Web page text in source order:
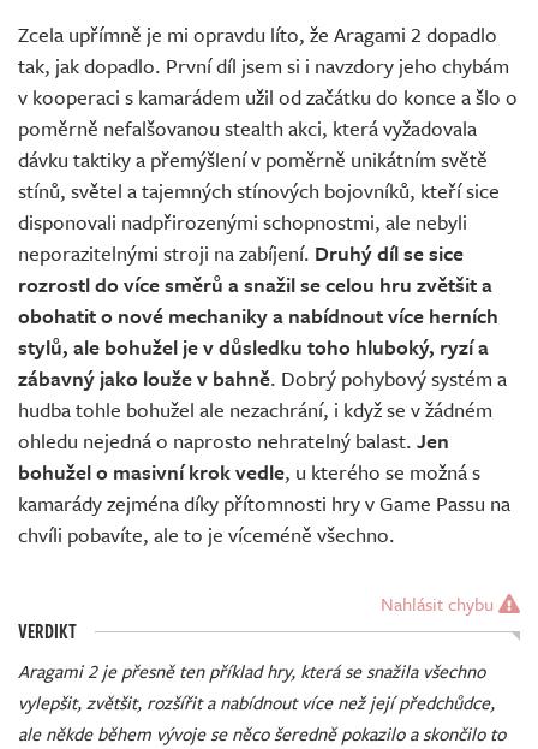
Zcela upřímně je mi opravdu líto, že Aragami 2 dopadlo
tak, jak dopadlo. První díl jsem si i navzdory jeho chybám
v kooperaci s kamarádem užil od začátku do konce a šlo o
poměrně nefalšovanou stealth akci, která vyžadovala
dávku taktiky a přemýšlení v poměrně unikátním světě
stínů, světel a tajemných stínových bojovníků, kteří sice
disponovali nadpřirozenými schopnostmi, ale nebyli
neporazitelnými stroji na zabíjení. Druhý díl se sice
rozrostl do více směrů a snažil se celou hru zvětšit a
obohatit o nové mechaniky a nabídnout více herních
stylů, ale bohužel je v důsledku toho hluboký, ryzí a
zábavný jako louže v bahně. Dobrý pohybový systém a
hudba tohle bohužel ale nezachrání, i když se v žádném
ohledu nejedná o naprosto nehratelný balast. Jen
bohužel o masivní krok vedle, u kterého se možná s
kamarády zejména díky přítomnosti hry v Game Passu na
chvíli pobavíte, ale to je víceméně všechno.
Nahlásit chybu
VERDIKT
Aragami 2 je přesně ten příklad hry, která se snažila všechno
vylepšit, zvětšit, rozšířit a nabídnout více než její předchůdce,
ale někde během vývoje se něco šeredně pokazilo a skončilo to